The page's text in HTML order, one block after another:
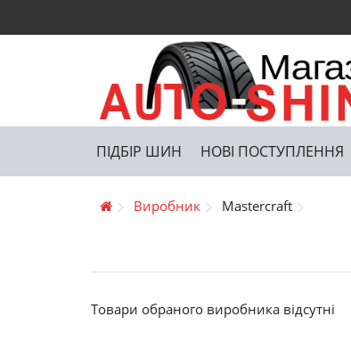
ПІДБІР ШИН НОВІ ПОСТУПЛЕННЯ
Виробник Mastercraft
Товари обраного виробника відсутні